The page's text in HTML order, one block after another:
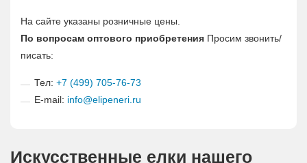
На сайте указаны розничные цены.
По вопросам оптового приобретения Просим звонить/
писать:
Тел: +7 (499) 705-76-73
E-mail: info@elipeneri.ru
Искусственные елки нашего